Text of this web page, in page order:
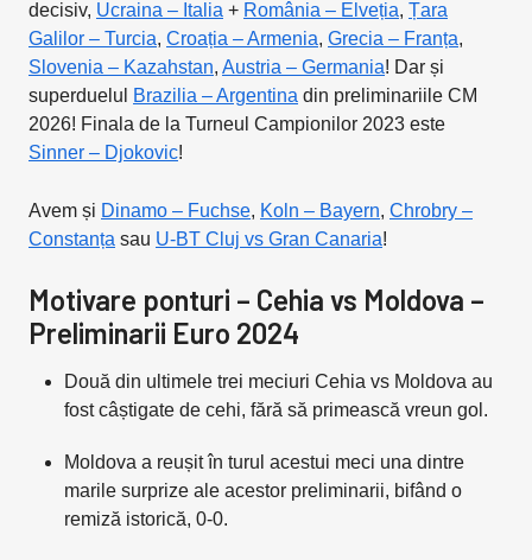
decisiv, Ucraina – Italia + România – Elveția, Țara
Galilor – Turcia, Croația – Armenia, Grecia – Franța,
Slovenia – Kazahstan, Austria – Germania! Dar și
superduelul
Brazilia – Argentina din preliminariile CM
2026! Finala de la Turneul Campionilor 2023 este
Sinner – Djokovic!
Avem și Dinamo – Fuchse, Koln – Bayern, Chrobry –
Constanța sau U-BT Cluj vs Gran Canaria!
Motivare ponturi – Cehia vs Moldova –
Preliminarii Euro 2024
Două din ultimele trei meciuri Cehia vs Moldova au
fost câștigate de cehi, fără să primească vreun gol.
Moldova a reușit în turul acestui meci una dintre
marile surprize ale acestor preliminarii, bifând o
remiză istorică, 0-0.